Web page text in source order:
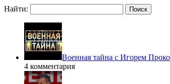
Найти:
Военная тайна с Игорем
4 комментария